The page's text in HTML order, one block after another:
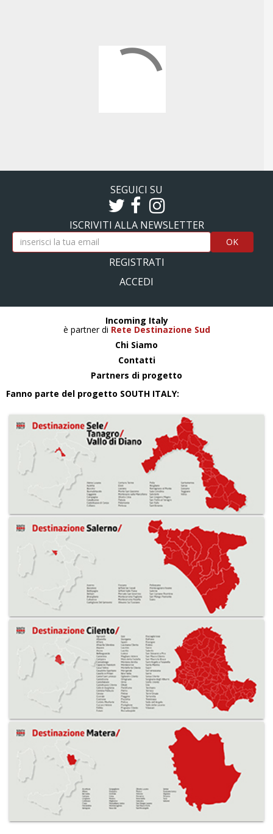
SEGUICI SU
ISCRIVITI ALLA NEWSLETTER
OK
REGISTRATI
ACCEDI
Incoming Italy
è partner di Rete Destinazione Sud
Chi Siamo
Contatti
Partners di progetto
Fanno parte del progetto SOUTH ITALY: